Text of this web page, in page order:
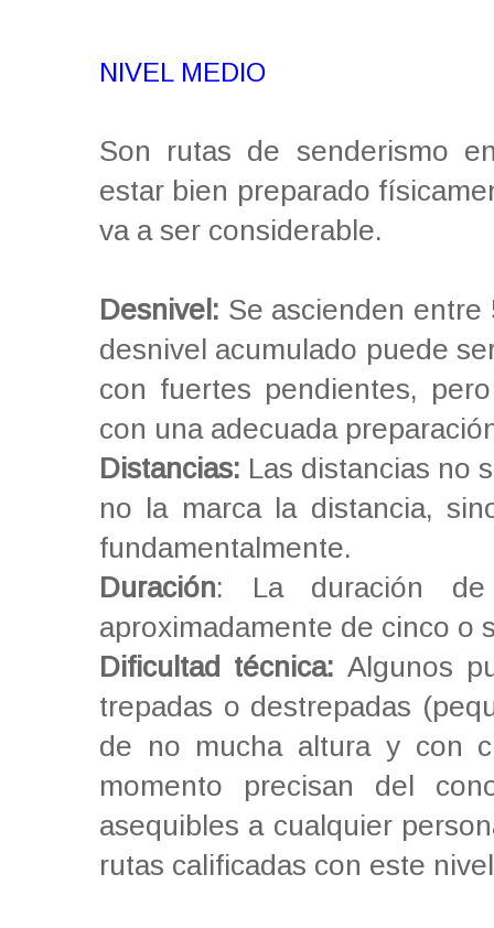
NIVEL MEDIO
Son rutas de senderismo
estar bien preparado
va a ser considerable.
Desnivel: Se ascienden
desnivel acumulado puede
con fuertes pendientes,
con una adecuada
Distancias: Las distancias no
no la marca la distancia,
fundamentalmente.
Duración: La duración
aproximadamente de cinco o
Dificultad técnica: Algunos
trepadas o destrepadas
de no mucha altura y con
momento precisan del
asequibles a cualquier
rutas calificadas con este